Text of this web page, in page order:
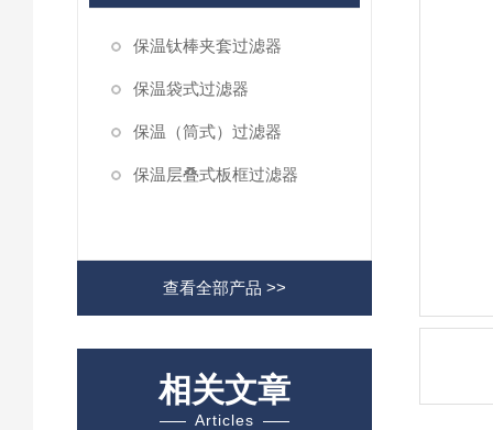
保温钛棒夹套过滤器
保温袋式过滤器
保温（筒式）过滤器
保温层叠式板框过滤器
查看全部产品 >>
相关文章
Articles